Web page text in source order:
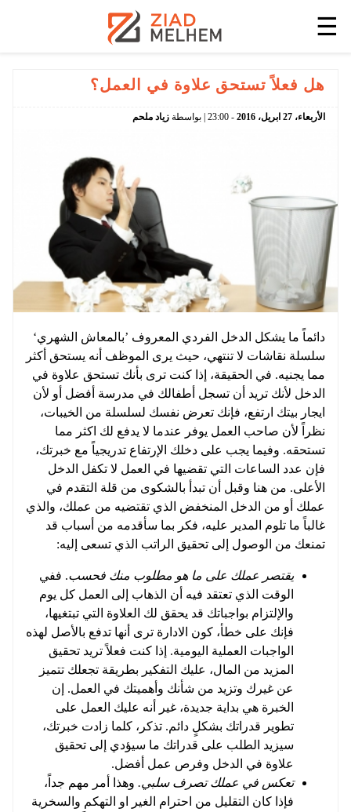
☰
هل فعلاً تستحق علاوة في العمل؟
الأربعاء، 27 ابريل، 2016
-
23:00 | بواسطة زياد ملحم
دائماً ما يشكل الدخل الفردي المعروف ’بالمعاش الشهري‘
سلسلة نقاشات لا تنتهي، حيث يرى الموظف أنه يستحق أكثر
مما يجنيه. في الحقيقة، إذا كنت ترى بأنك تستحق علاوة في
الدخل لأنك تريد أن تسجل أطفالك في مدرسة أفضل أو لأن
ايجار بيتك ارتفع، فإنك تعرض نفسك لسلسلة من الخيبات،
نظراً لأن صاحب العمل يوفر عندما لا يدفع لك اكثر مما
تستحقه. وفيما يجب على دخلك الإرتفاع تدريجياً مع خبرتك،
فإن عدد الساعات التي تقضيها في العمل لا تكفل الدخل
الأعلى. من هنا وقبل أن تبدأ بالشكوى من قلة التقدم في
عملك أو من الدخل المنخفض الذي تقتضيه من عملك، والذي
غالباً ما تلوم المدير عليه، فكر بما سأقدمه من أسباب قد
تمنعك من الوصول إلى تحقيق الراتب الذي تسعى إليه:
يقتصر عملك على ما هو مطلوب منك فحسب. ففي
الوقت الذي تعتقد فيه أن الذهاب إلى العمل كل يوم
والإلتزام بواجباتك قد يحقق لك العلاوة التي تبتغيها،
فإنك على خطأ، كون الادارة ترى أنها تدفع بالأصل لهذه
الواجبات العملية اليومية. إذا كنت فعلاً تريد تحقيق
المزيد من المال، عليك التفكير بطريقة تجعلك تتميز
عن غيرك وتزيد من شأنك وأهميتك في العمل. إن
الخبرة هي بداية جديدة، غير أنه عليك العمل على
تطوير قدراتك بشكلٍ دائم. تذكر، كلما زادت خبرتك،
سيزيد الطلب على قدراتك ما سيؤدي إلى تحقيق
علاوة في الدخل وفرص عمل أفضل.
تعكس في عملك تصرف سلبي. وهذا أمر مهم جداً،
فإذا كان التقليل من احترام الغير او التهكم والسخرية